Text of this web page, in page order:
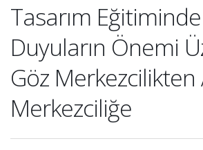
Tasarım Eğitiminde
Duyuların Önemi
Göz Merkezcilikten
Merkezciliğe